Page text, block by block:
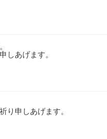
しあげます。
り申しあげます。